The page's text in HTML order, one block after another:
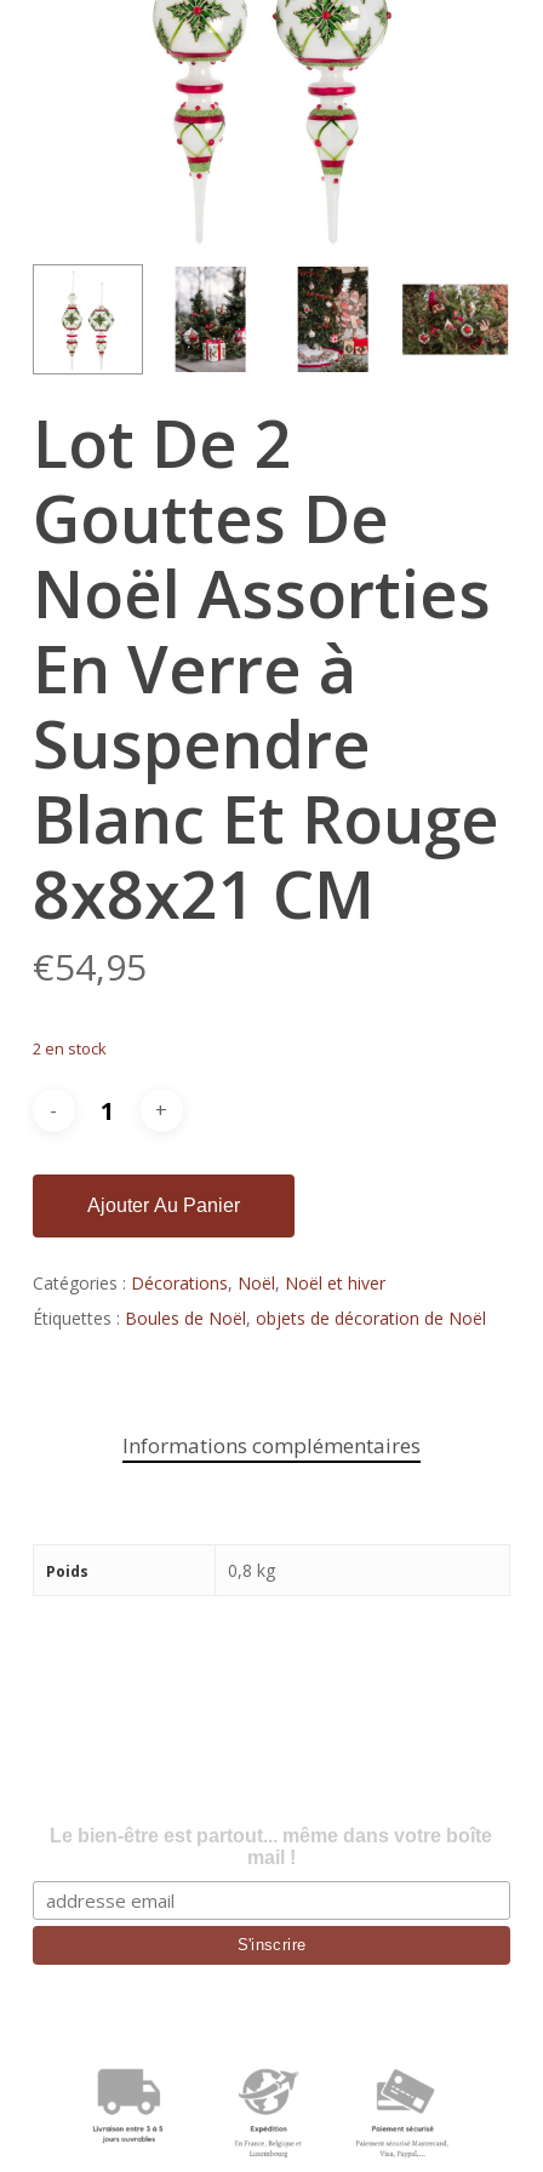
Lot De 2
Gouttes De
Noël Assorties
En Verre à
Suspendre
Blanc Et Rouge
8x8x21 CM
€54,95
2 en stock
Ajouter Au Panier
Catégories : Décorations, Noël, Noël et hiver
Étiquettes : Boules de Noël, objets de décoration de Noël
Informations complémentaires
Poids 0,8 kg
Le bien-être est partout... même dans votre boîte
mail !